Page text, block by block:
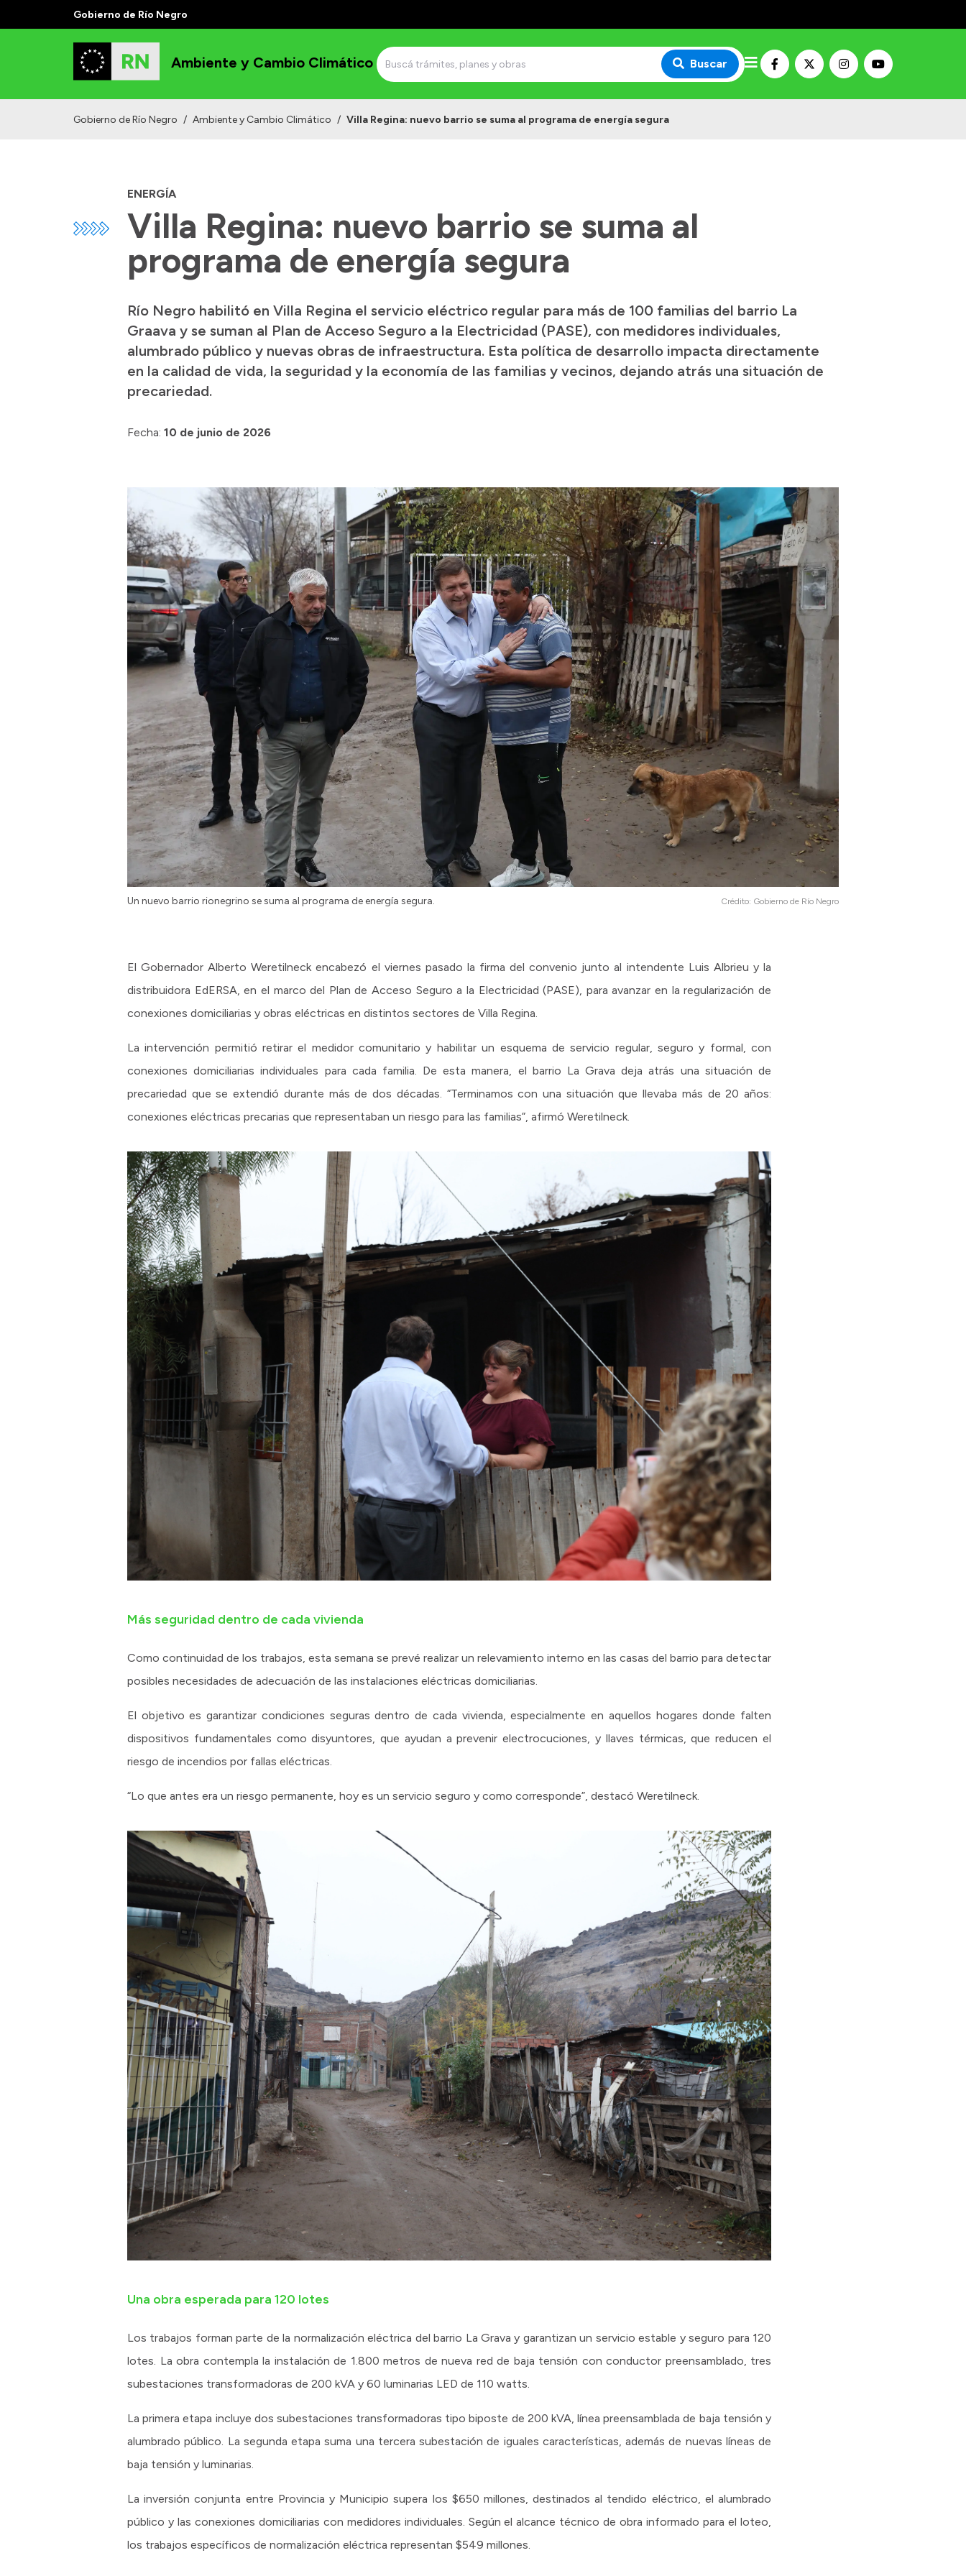
Gobierno de Río Negro
Ambiente y Cambio Climático Buscar
Gobierno de Río Negro / Ambiente y Cambio Climático / Villa Regina: nuevo barrio se suma al programa de energía segura
ENERGÍA
Villa Regina: nuevo barrio se suma al
programa de energía segura
Río Negro habilitó en Villa Regina el servicio eléctrico regular para más de 100 familias del barrio La
Graava y se suman al Plan de Acceso Seguro a la Electricidad (PASE), con medidores individuales,
alumbrado público y nuevas obras de infraestructura. Esta política de desarrollo impacta directamente
en la calidad de vida, la seguridad y la economía de las familias y vecinos, dejando atrás una situación de
precariedad.
Fecha: 10 de junio de 2026
Un nuevo barrio rionegrino se suma al programa de energía segura. Crédito: Gobierno de Río Negro
El Gobernador Alberto Weretilneck encabezó el viernes pasado la firma del convenio junto al intendente Luis Albrieu y la
distribuidora EdERSA, en el marco del Plan de Acceso Seguro a la Electricidad (PASE), para avanzar en la regularización de
conexiones domiciliarias y obras eléctricas en distintos sectores de Villa Regina.
La intervención permitió retirar el medidor comunitario y habilitar un esquema de servicio regular, seguro y formal, con
conexiones domiciliarias individuales para cada familia. De esta manera, el barrio La Grava deja atrás una situación de
precariedad que se extendió durante más de dos décadas. “Terminamos con una situación que llevaba más de 20 años:
conexiones eléctricas precarias que representaban un riesgo para las familias”, afirmó Weretilneck.
Más seguridad dentro de cada vivienda
Como continuidad de los trabajos, esta semana se prevé realizar un relevamiento interno en las casas del barrio para detectar
posibles necesidades de adecuación de las instalaciones eléctricas domiciliarias.
El objetivo es garantizar condiciones seguras dentro de cada vivienda, especialmente en aquellos hogares donde falten
dispositivos fundamentales como disyuntores, que ayudan a prevenir electrocuciones, y llaves térmicas, que reducen el
riesgo de incendios por fallas eléctricas.
“Lo que antes era un riesgo permanente, hoy es un servicio seguro y como corresponde”, destacó Weretilneck.
Una obra esperada para 120 lotes
Los trabajos forman parte de la normalización eléctrica del barrio La Grava y garantizan un servicio estable y seguro para 120
lotes. La obra contempla la instalación de 1.800 metros de nueva red de baja tensión con conductor preensamblado, tres
subestaciones transformadoras de 200 kVA y 60 luminarias LED de 110 watts.
La primera etapa incluye dos subestaciones transformadoras tipo biposte de 200 kVA, línea preensamblada de baja tensión y
alumbrado público. La segunda etapa suma una tercera subestación de iguales características, además de nuevas líneas de
baja tensión y luminarias.
La inversión conjunta entre Provincia y Municipio supera los $650 millones, destinados al tendido eléctrico, el alumbrado
público y las conexiones domiciliarias con medidores individuales. Según el alcance técnico de obra informado para el loteo,
los trabajos específicos de normalización eléctrica representan $549 millones.